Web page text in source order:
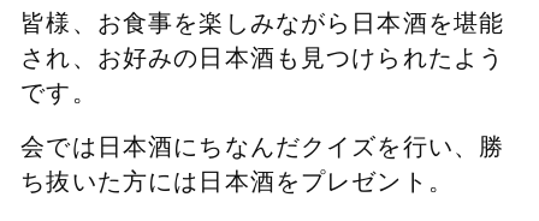
皆様、お食事を楽しみながら日本酒を堪能
され、お好みの日本酒も見つけられたよう
です。
会では日本酒にちなんだクイズを行い、勝
ち抜いた方には日本酒をプレゼント。